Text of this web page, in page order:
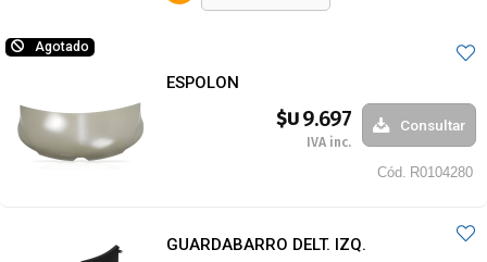
Agotado
ESPOLON
$U9.697
IVA inc.
Consultar
Cód. R0104280
GUARDABARRO DELT. IZQ.